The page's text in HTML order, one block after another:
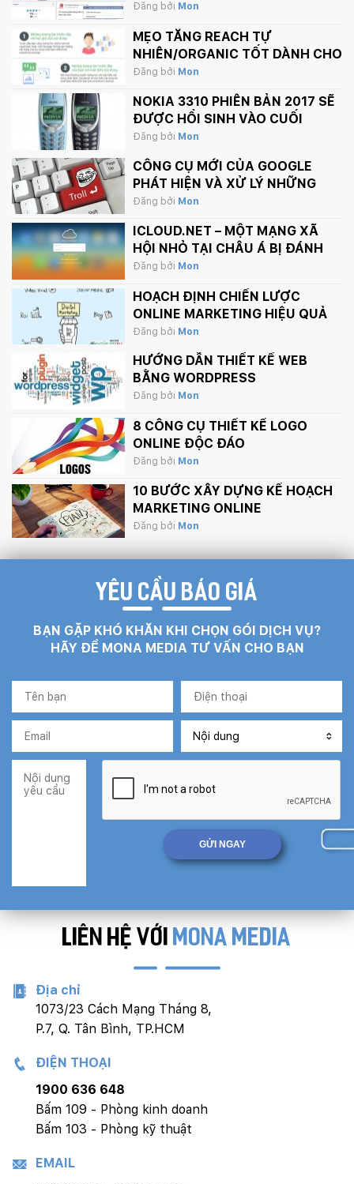
Đăng bởi Mon
MẸO TĂNG REACH TỰ
NHIÊN/ORGANIC TỐT DÀNH CHO
FANPAGE CỦA BẠN
Đăng bởi Mon
NOKIA 3310 PHIÊN BẢN 2017 SẼ
ĐƯỢC HỒI SINH VÀO CUỐI
THÁNG 2 NÀY
Đăng bởi Mon
CÔNG CỤ MỚI CỦA GOOGLE
PHÁT HIỆN VÀ XỬ LÝ NHỮNG
BÌNH LUẬN PHẢN CẢM TRÊN
Đăng bởi Mon
ICLOUD.NET – MỘT MẠNG XÃ
HỘI NHỎ TẠI CHÂU Á BỊ ĐÁNH
SẬP BỞI APPLE.
Đăng bởi Mon
HOẠCH ĐỊNH CHIẾN LƯỢC
ONLINE MARKETING HIỆU QUẢ
Đăng bởi Mon
HƯỚNG DẪN THIẾT KẾ WEB
BẰNG WORDPRESS
Đăng bởi Mon
8 CÔNG CỤ THIẾT KẾ LOGO
ONLINE ĐỘC ĐÁO
Đăng bởi Mon
10 BƯỚC XÂY DỰNG KẾ HOẠCH
MARKETING ONLINE
Đăng bởi Mon
YÊU CẦU BÁO GIÁ
BẠN GẶP KHÓ KHĂN KHI CHỌN GÓI DỊCH VỤ?
HÃY ĐỂ MONA MEDIA TƯ VẤN CHO BẠN
LIÊN HỆ VỚI MONA MEDIA
Địa chỉ
1073/23 Cách Mạng Tháng 8,
P.7, Q. Tân Bình, TP.HCM
ĐIỆN THOẠI
1900 636 648
Bấm 109 - Phòng kinh doanh
Bấm 103 - Phòng kỹ thuật
EMAIL